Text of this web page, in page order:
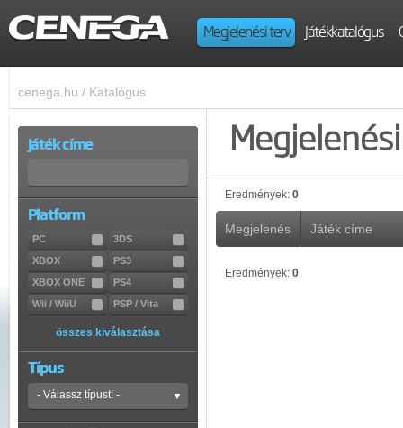
Megjelenési terv Játékkatalógus
cenega.hu / Katalógus
Játék címe
Platform
PC
3DS
XBOX
PS3
XBOX ONE
PS4
Wii / WiiU
PSP / Vita
összes kiválasztása
Típus
Eredmények: 0
Megjelenés Játék címe
Eredmények: 0